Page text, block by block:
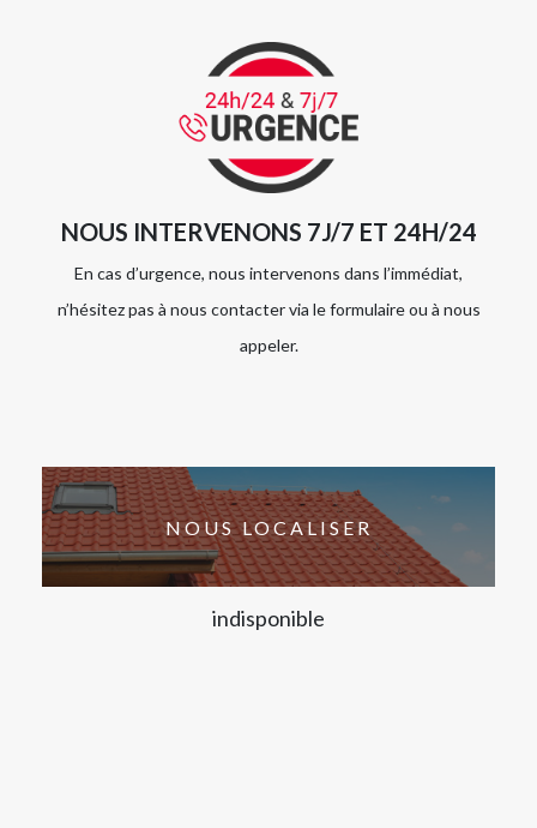
NOUS INTERVENONS 7J/7 ET 24H/24
En cas d’urgence, nous intervenons dans l’immédiat,
n’hésitez pas à nous contacter via le formulaire ou à nous
appeler.
NOUS LOCALISER
indisponible